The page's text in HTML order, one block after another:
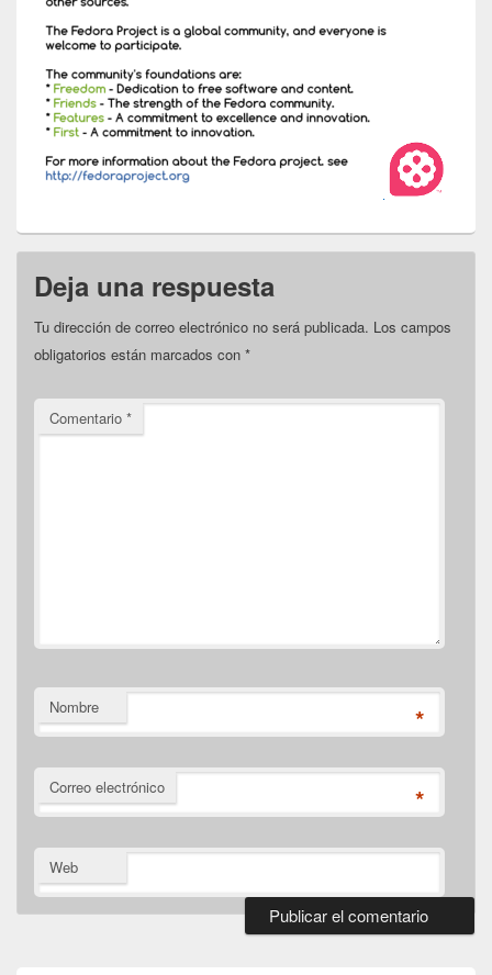
Deja una respuesta
Tu dirección de correo electrónico no será publicada. Los campos
obligatorios están marcados con *
Comentario *
Nombre *
Correo electrónico *
Web